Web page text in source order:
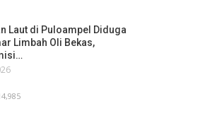
Laut di Puloampel Diduga
Limbah Oli Bekas,